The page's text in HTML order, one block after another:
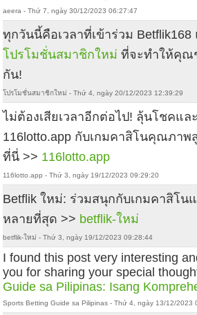
aeera - Thứ 7, ngày 30/12/2023 06:27:47
ทุกวันนี้คือเวลาที่เข้าร่วม Betflik168
โปรโมชั่นสมาชิกใหม่ ที่จะทำให้คุณ
กัน!
โปรโมชั่นสมาชิกใหม่ - Thứ 4, ngày 20/12/2023 12:39:29
ไม่ต้องเสียเวลาอีกต่อไป! ลุ้นโชคแล
116lotto.app กับเกมคาสิโนคุณภาพ
ที่นี่ >> 116lotto.app
116lotto.app - Thứ 3, ngày 19/12/2023 09:29:20
Betflik ใหม่: ร่วมสนุกกับเกมคาสิโน
หลายที่สุด >> betflik-ใหม่
betflik-ใหม่ - Thứ 3, ngày 19/12/2023 09:28:44
I found this post very interesting
you for sharing your special
Guide sa Pilipinas: Isang
Sports Betting Guide sa Pilipinas - Thứ 4, ngày 13/12/2023